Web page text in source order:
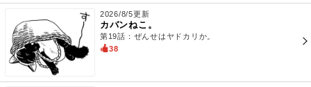
2026/8/5更新
カバンねこ。
第19話：ぜんせはヤドカリか。
38